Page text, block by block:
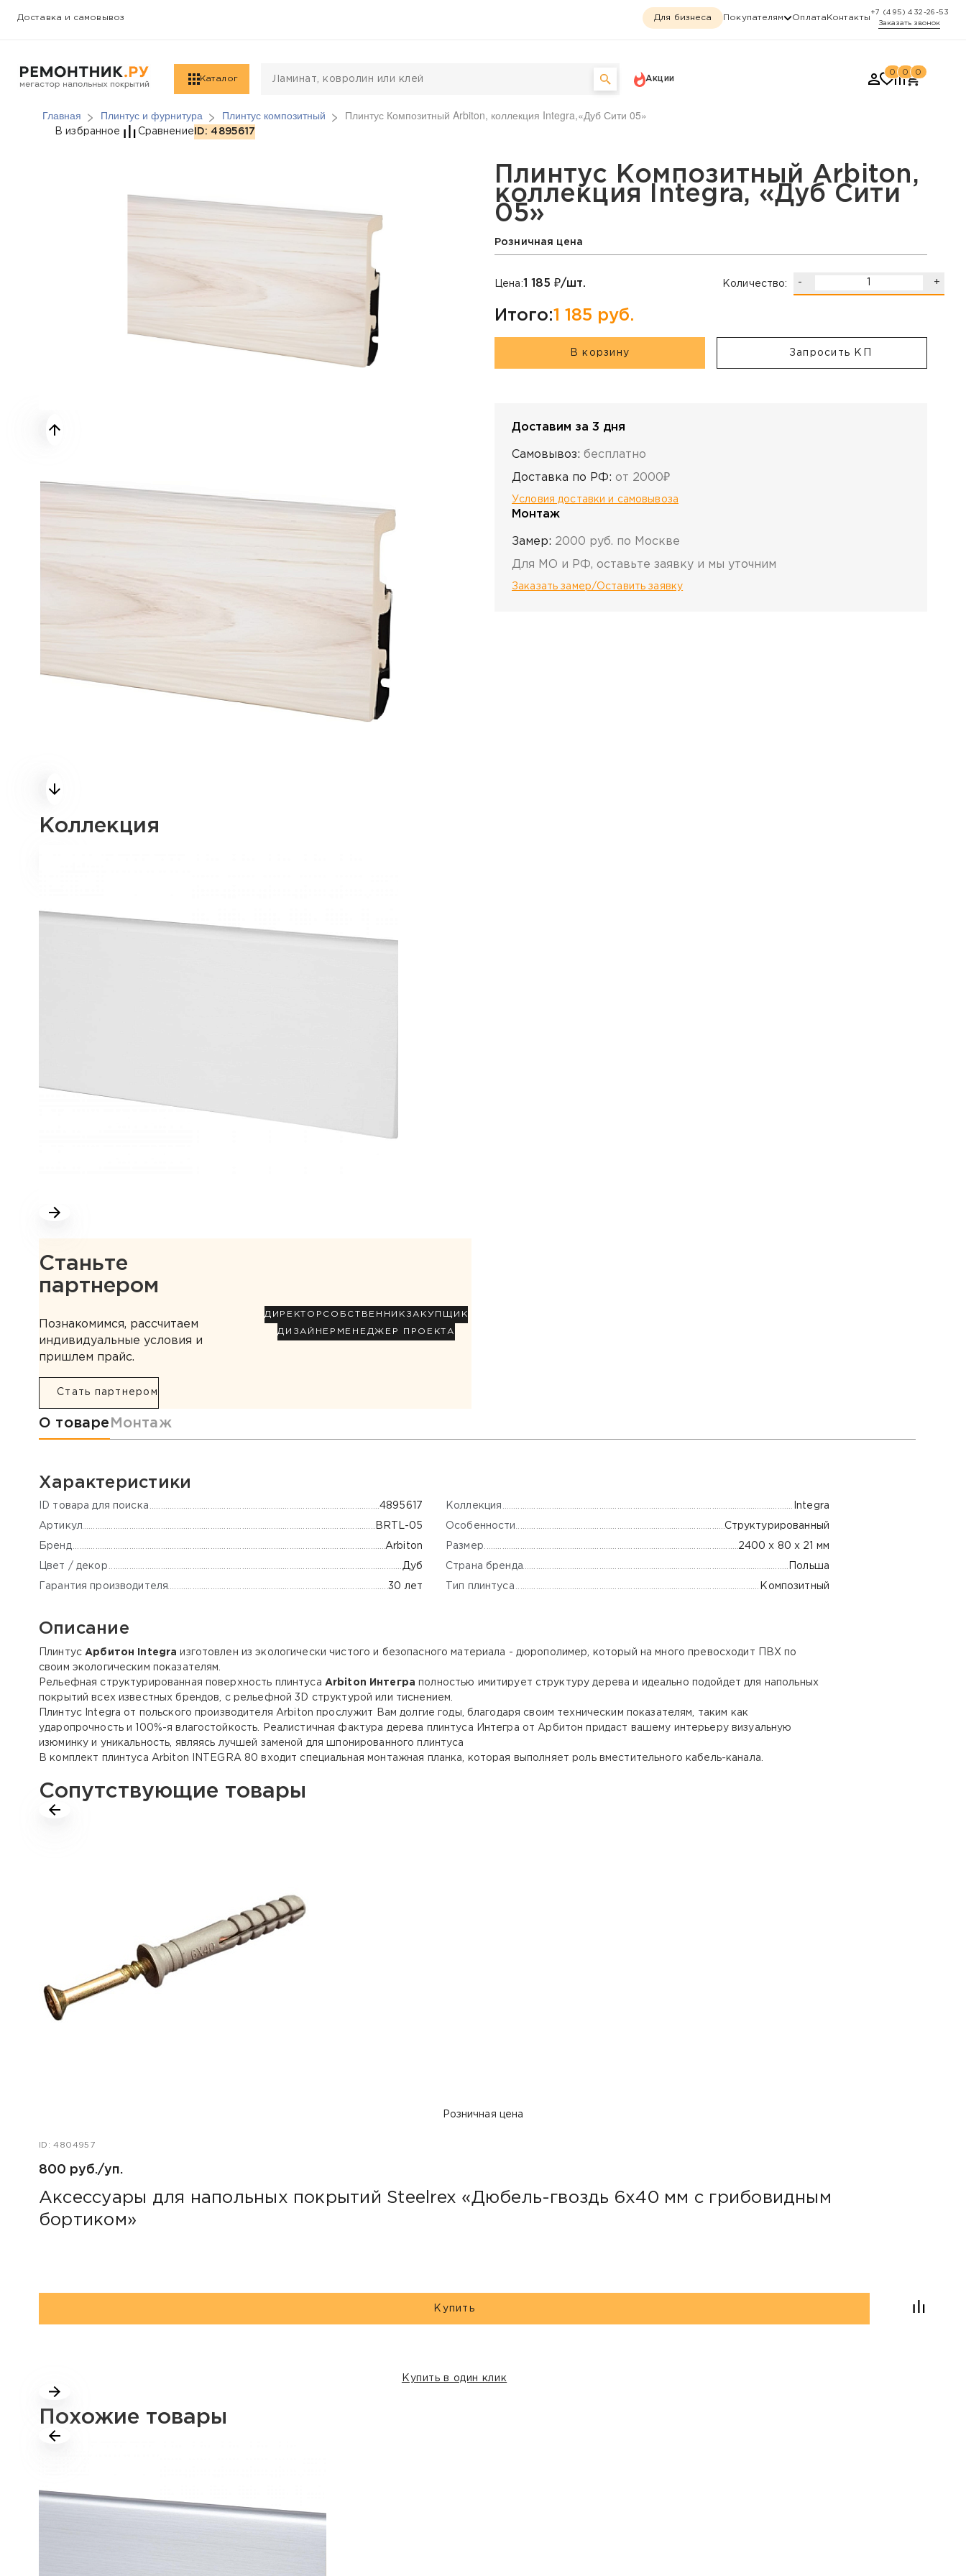
Доставка и самовывоз Для бизнеса Покупателям Оплата Контакты
+7 (495) 432-26-53
Заказать звонок
Каталог Акции
0 0 0
Главная Плинтус и фурнитура Плинтус композитный Плинтус Композитный Arbiton, коллекция Integra,«Дуб Сити 05»
Плинтус Композитный Arbiton, коллекция Integra, «Дуб Сити 05»
В избранное Сравнение ID: 4895617
Коллекция
Станьте
партнером
Познакомимся, рассчитаем
индивидуальные условия и
пришлем прайс.
Стать партнером
ДИРЕКТОР СОБСТВЕННИК ЗАКУПЩИК
ДИЗАЙНЕР МЕНЕДЖЕР ПРОЕКТА
Плинтус Композитный Arbiton,
коллекция Integra, «Дуб Сити
05»
Розничная цена
Цена:1 185 ₽/шт. Количество: - +
Итого:1 185 руб.
В корзину Запросить КП
Доставим за 3 дня
Самовывоз: бесплатно
Доставка по РФ: от 2000₽
Условия доставки и самовывоза
Монтаж
Замер: 2000 руб. по Москве
Для МО и РФ, оставьте заявку и мы уточним
Заказать замер/Оставить заявку
Информация о товаре
О товаре Монтаж
Характеристики
ID товара для поиска 4895617
Артикул BRTL-05
Бренд Arbiton
Цвет / декор Дуб
Гарантия производителя 30 лет
Коллекция Integra
Особенности Структурированный
Размер 2400 х 80 х 21 мм
Страна бренда Польша
Тип плинтуса Композитный
Описание
ПлинтусАрбитон Integra изготовлен из экологически чистого и безопасного материала - дюрополимер, который на много превосходит ПВХ по
своим экологическим показателям.
Рельефная структурированная поверхность плинтуса Arbiton Интегра полностью имитирует структуру дерева и идеально подойдет для напольных
покрытий всех известных брендов, с рельефной 3D структурой или тиснением.
Плинтус Integra от польского производителя Arbiton прослужит Вам долгие годы, благодаря своим техническим показателям, таким как
ударопрочность и 100%-я влагостойкость. Реалистичная фактура дерева плинтуса Интегра от Арбитон придаст вашему интерьеру визуальную
изюминку и уникальность, являясь лучшей заменой для шпонированного плинтуса
В комплект плинтуса Arbiton INTEGRA 80 входит специальная монтажная планка, которая выполняет роль вместительного кабель-канала.
Сопутствующие товары
Розничная цена
ID: 4804957
800 руб./уп.
Аксессуары для напольных покрытий Steelrex «Дюбель-гвоздь 6х40 мм с грибовидным
бортиком»
Купить
Купить в один клик
Похожие товары